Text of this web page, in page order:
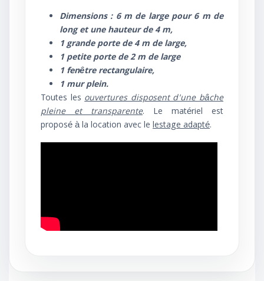
Dimensions : 6 m de large pour 6 m de
long et une hauteur de 4 m,
1 grande porte de 4 m de large,
1 petite porte de 2 m de large
1 fenêtre rectangulaire,
1 mur plein.
Toutes lesouvertures disposent d'une bâche
pleine et transparente. Le matériel est
proposé à la location avec le lestage adapté.